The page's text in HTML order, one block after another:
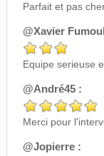
Parfait et pas
@Xavier
Equipe serieuse
@André45 :
Merci pour
@Jopierre :